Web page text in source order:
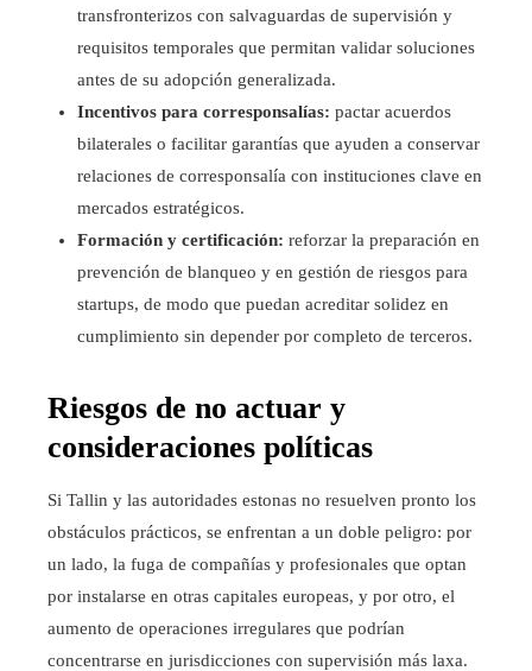
transfronterizos con salvaguardas de supervisión y
requisitos temporales que permitan validar soluciones
antes de su adopción generalizada.
Incentivos para corresponsalías: pactar acuerdos
bilaterales o facilitar garantías que ayuden a conservar
relaciones de corresponsalía con instituciones clave en
mercados estratégicos.
Formación y certificación: reforzar la preparación en
prevención de blanqueo y en gestión de riesgos para
startups, de modo que puedan acreditar solidez en
cumplimiento sin depender por completo de terceros.
Riesgos de no actuar y
consideraciones políticas
Si Tallin y las autoridades estonas no resuelven pronto los
obstáculos prácticos, se enfrentan a un doble peligro: por
un lado, la fuga de compañías y profesionales que optan
por instalarse en otras capitales europeas, y por otro, el
aumento de operaciones irregulares que podrían
concentrarse en jurisdicciones con supervisión más laxa.